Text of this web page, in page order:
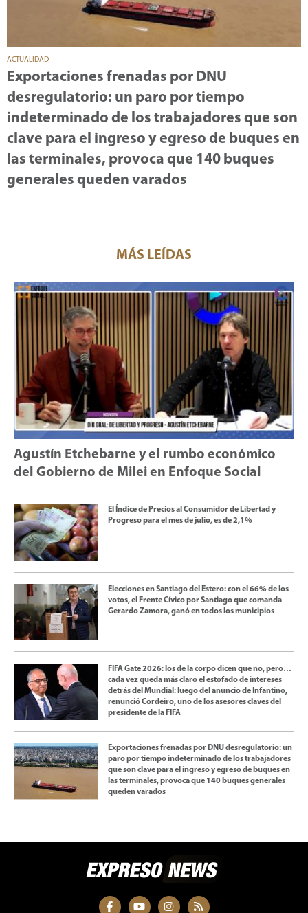
ACTUALIDAD
Exportaciones frenadas por DNU
desregulatorio: un paro por tiempo
indeterminado de los trabajadores que son
clave para el ingreso y egreso de buques en
las terminales, provoca que 140 buques
generales queden varados
MÁS LEÍDAS
Agustín Etchebarne y el rumbo económico
del Gobierno de Milei en Enfoque Social
El Índice de Precios al Consumidor de Libertad y
Progreso para el mes de julio, es de 2,1%
Elecciones en Santiago del Estero: con el 66% de los
votos, el Frente Cívico por Santiago que comanda
Gerardo Zamora, ganó en todos los municipios
FIFA Gate 2026: los de la corpo dicen que no, pero…
cada vez queda más claro el estofado de intereses
detrás del Mundial: luego del anuncio de Infantino,
renunció Cordeiro, uno de los asesores claves del
presidente de la FIFA
Exportaciones frenadas por DNU desregulatorio: un
paro por tiempo indeterminado de los trabajadores
que son clave para el ingreso y egreso de buques en
las terminales, provoca que 140 buques generales
queden varados